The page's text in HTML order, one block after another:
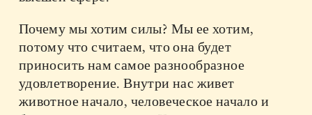
Почему мы хотим силы? Мы ее хотим,
потому что считаем, что она будет
приносить нам самое разнообразное
удовлетворение. Внутри нас живет
животное начало, человеческое начало и